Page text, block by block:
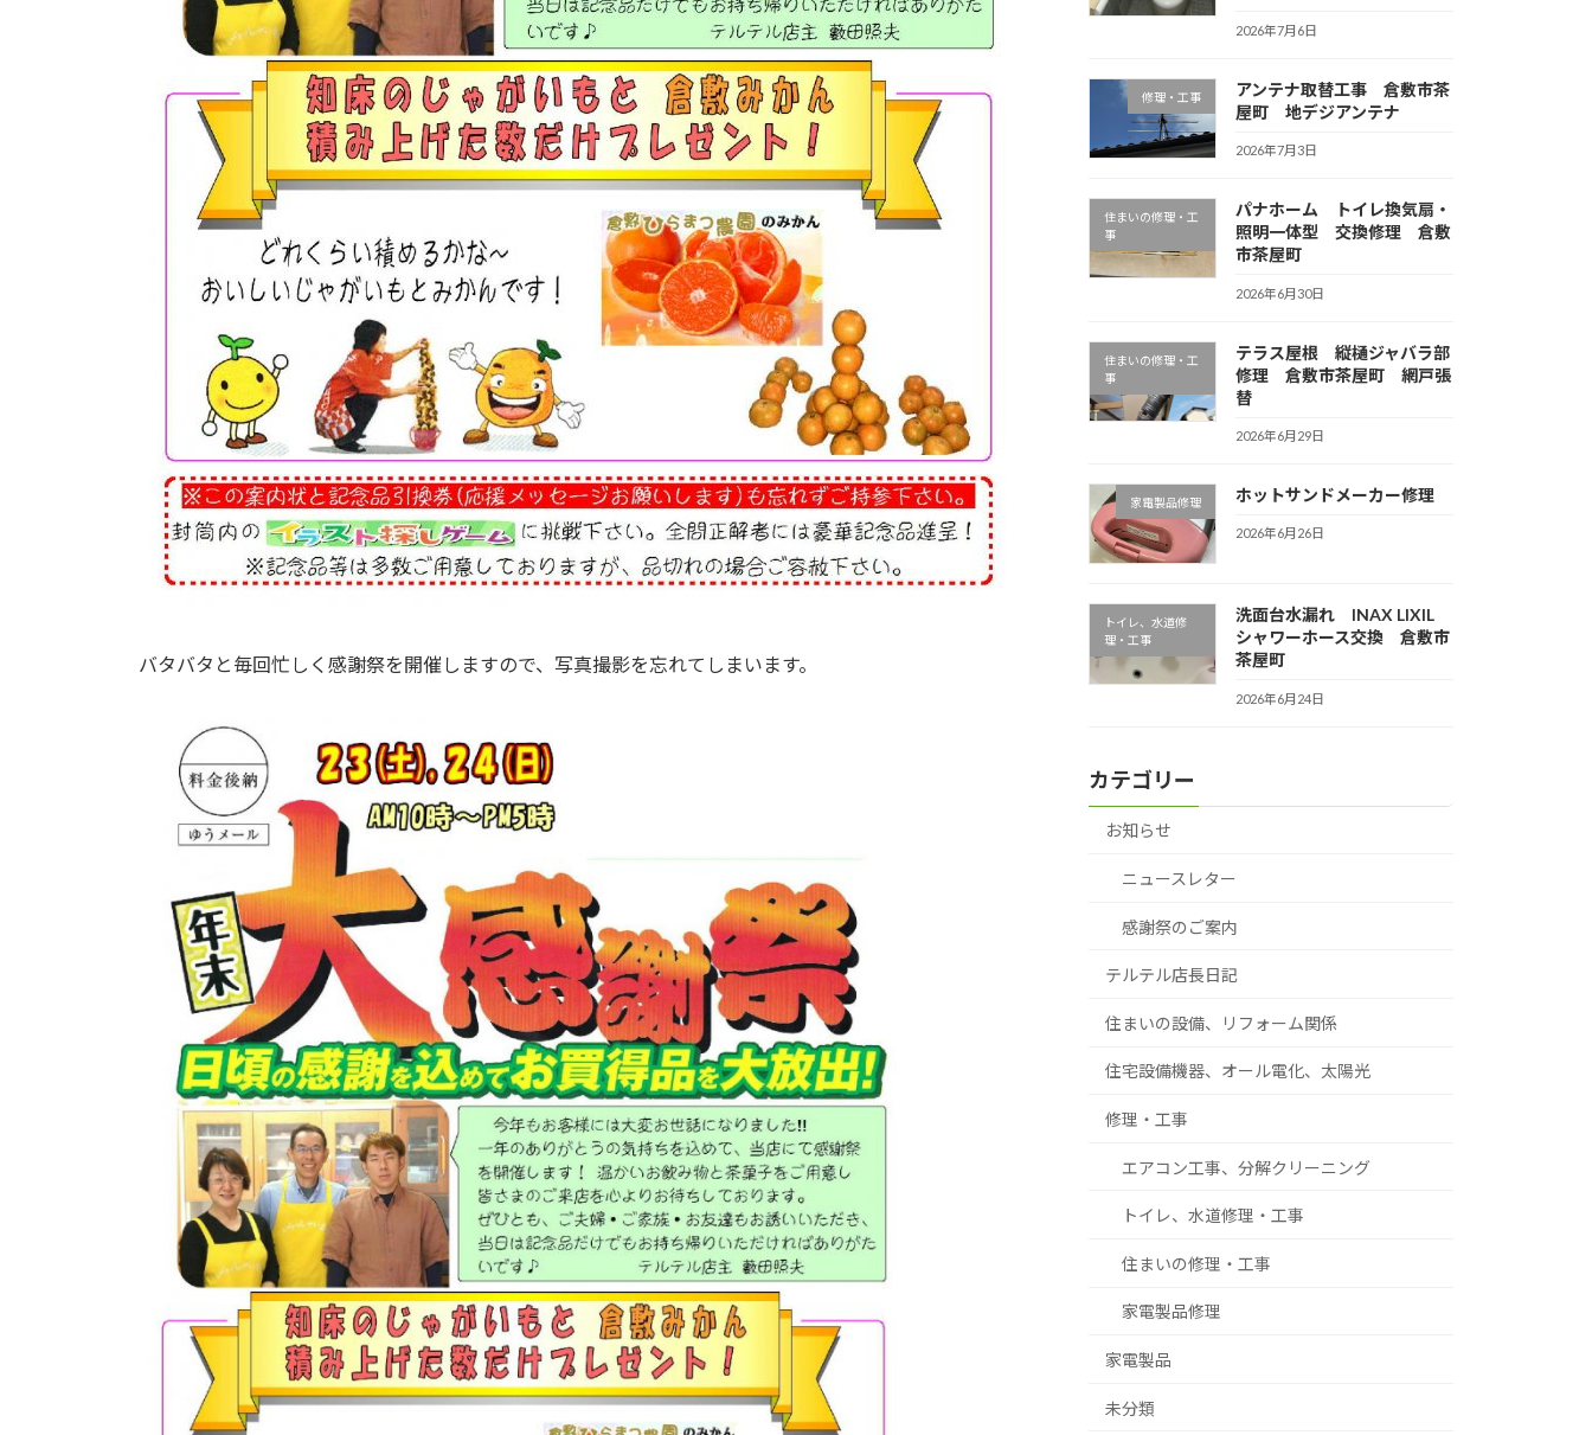
バタバタと毎回忙しく感謝祭を開催しますので、写真撮影を忘れてしまいます。
2026年7月6日
修理・工事
アンテナ取替工事 倉敷市茶
屋町 地デジアンテナ
2026年7月3日
住まいの修理・工
事
パナホーム トイレ換気扇・
照明一体型 交換修理 倉敷
市茶屋町
2026年6月30日
住まいの修理・工
事
テラス屋根 縦樋ジャバラ部
修理 倉敷市茶屋町 網戸張
替
2026年6月29日
家電製品修理 ホットサンドメーカー修理
2026年6月26日
トイレ、水道修
理・工事
洗面台水漏れ INAX LIXIL
シャワーホース交換 倉敷市
茶屋町
2026年6月24日
カテゴリー
お知らせ
ニュースレター
感謝祭のご案内
テルテル店長日記
住まいの設備、リフォーム関係
住宅設備機器、オール電化、太陽光
修理・工事
エアコン工事、分解クリーニング
トイレ、水道修理・工事
住まいの修理・工事
家電製品修理
家電製品
未分類